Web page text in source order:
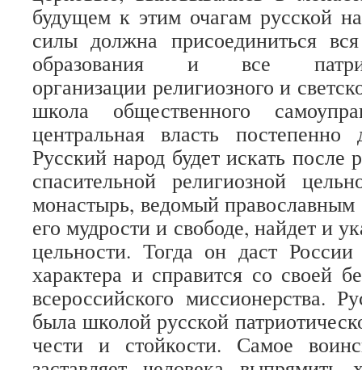
будущем к этим очагам русской
силы должна присоединиться
образования и все
организации религиозного и
школа общественного
центральная власть
Русский народ будет искать после
спасительной религиозной
монастырь, ведомый православным
его мудрости и свободе, найдет и
цельности. Тогда он даст России
характера и справится со своей
всероссийского миссионерства.
была школой русской
чести и стойкости. Самое